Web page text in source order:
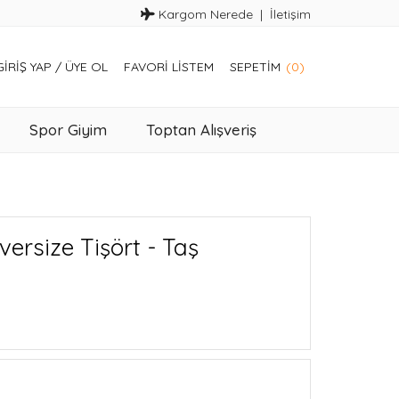
Kargom Nerede İletişim
YAP / ÜYE OL FAVORI LISTEM SEPETIM (0)
Spor Giyim Toptan Alışveriş
Tişört - Taş